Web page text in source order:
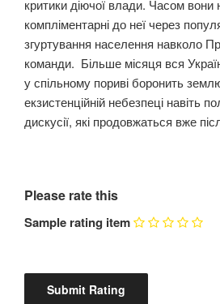
критики діючої влади. Часом вони
компліментарні до неї через
згуртування населення навколо
команди. Більше місяця вся
у спільному пориві боронить
екзистенційній небезпеці навіть
дискусії, які продовжаться вже
Please rate this
Sample rating item